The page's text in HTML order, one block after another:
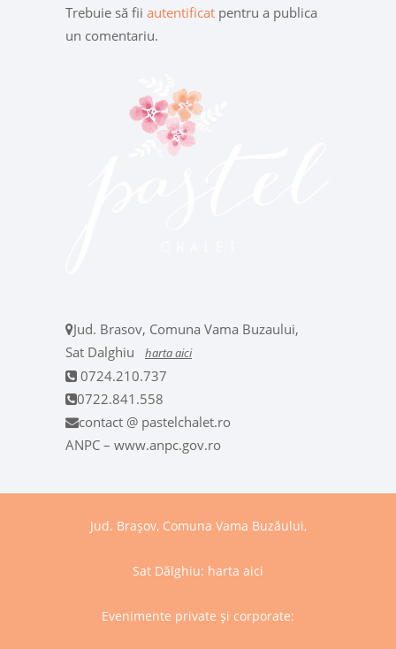
Trebuie să fii autentificat pentru a publica
un comentariu.
Jud. Brasov, Comuna Vama Buzaului,
Sat Dalghiu
harta aici
0724.210.737
0722.841.558
contact @ pastelchalet.ro
ANPC – www.anpc.gov.ro
Jud. Brașov, Comuna Vama Buzăului,
Sat Dălghiu: harta aici
Evenimente private și corporate: